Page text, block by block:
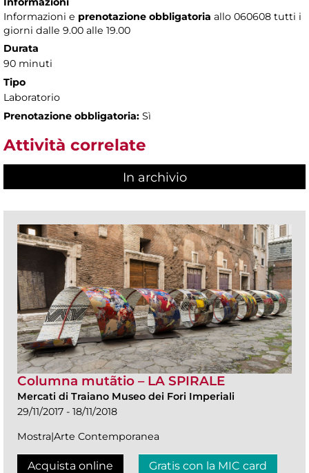
Informazioni e prenotazione obbligatoria allo 060608 tutti i
giorni dalle 9.00 alle 19.00
Durata
90 minuti
Tipo
Laboratorio
Prenotazione obbligatoria: Sì
Attività correlate
In archivio
Columna mutãtio – LA SPIRALE
Mercati di Traiano Museo dei Fori Imperiali
29/11/2017 - 18/11/2018
Mostra|Arte Contemporanea
Acquista online Gratis con la MIC card